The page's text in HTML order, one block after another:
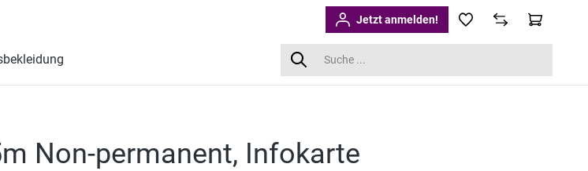
Jetzt anmelden!
Non-permanent, Infokarte